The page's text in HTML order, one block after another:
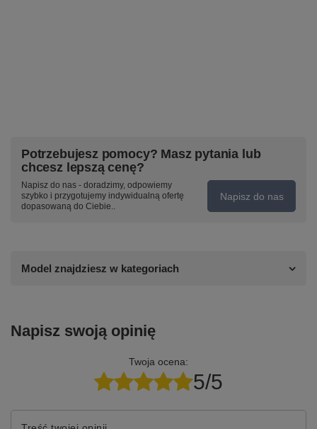
Potrzebujesz pomocy? Masz pytania lub
chcesz lepszą cenę?
Napisz do nas - doradzimy, odpowiemy
szybko i przygotujemy indywidualną ofertę
dopasowaną do Ciebie..
Napisz do nas
Model znajdziesz w kategoriach
Napisz swoją opinię
Twoja ocena:
5/5